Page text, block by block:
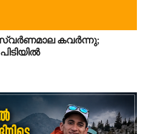
സ്വർണമാല കവർന്നു;